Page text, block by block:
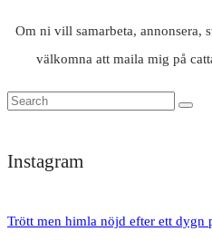
Om ni vill samarbeta, annonsera,
välkomna att maila mig på
Instagram
Trött men himla nöjd efter ett dygn